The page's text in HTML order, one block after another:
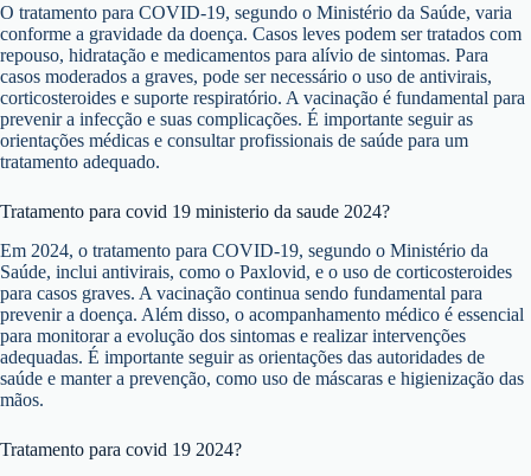
O tratamento para COVID-19, segundo o Ministério da Saúde, varia
conforme a gravidade da doença. Casos leves podem ser tratados com
repouso, hidratação e medicamentos para alívio de sintomas. Para
casos moderados a graves, pode ser necessário o uso de antivirais,
corticosteroides e suporte respiratório. A vacinação é fundamental para
prevenir a infecção e suas complicações. É importante seguir as
orientações médicas e consultar profissionais de saúde para um
tratamento adequado.
Tratamento para covid 19 ministerio da saude 2024?
Em 2024, o tratamento para COVID-19, segundo o Ministério da
Saúde, inclui antivirais, como o Paxlovid, e o uso de corticosteroides
para casos graves. A vacinação continua sendo fundamental para
prevenir a doença. Além disso, o acompanhamento médico é essencial
para monitorar a evolução dos sintomas e realizar intervenções
adequadas. É importante seguir as orientações das autoridades de
saúde e manter a prevenção, como uso de máscaras e higienização das
mãos.
Tratamento para covid 19 2024?